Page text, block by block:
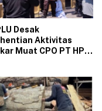
Desak
Aktivitas
Muat CPO PT HPP